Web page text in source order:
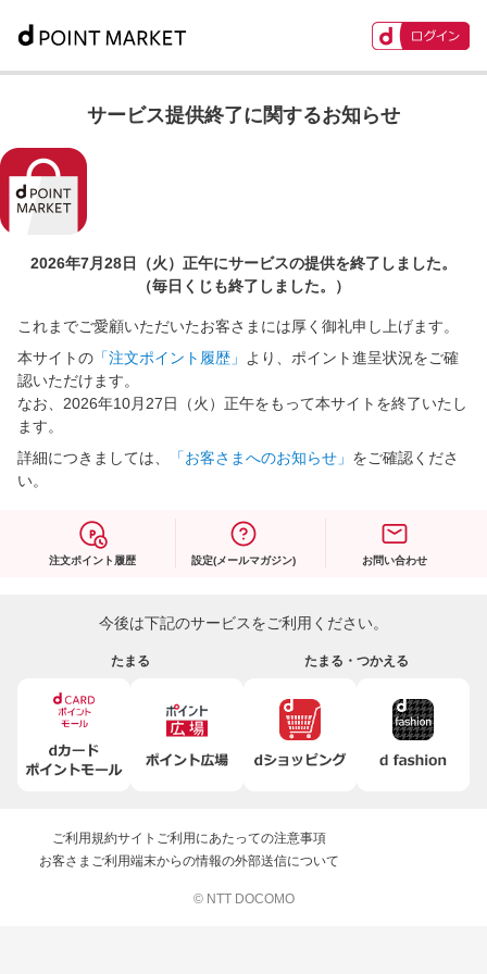
サービス提供終了に関するお知らせ
2026年7月28日（火）正午にサービスの提供を終了しました。
（毎日くじも終了しました。）
これまでご愛顧いただいたお客さまには厚く御礼申し上げます。
本サイトの 「注文ポイント履歴」
より、ポイント進呈状況をご確
認いただけます。
なお、2026年10月27日（火）正午をもって本サイトを終了いたし
ます。
詳細につきましては、
「お客さまへのお知らせ」 をご確認くださ
い。
注文ポイント履歴 設定(メールマガジン) お問い合わせ
今後は下記のサービスをご利用ください。
たまる たまる・つかえる
ご利用規約サイトご利用にあたっての注意事項
お客さまご利用端末からの情報の外部送信について
© NTT DOCOMO